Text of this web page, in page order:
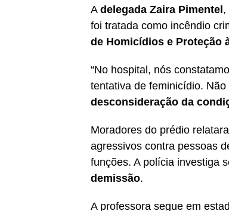
A delegada Zaira Pimentel,
foi tratada como incêndio
de Homicídios e Proteção
“No hospital, nós
tentativa de feminicídio.
desconsideração da
Moradores do prédio
agressivos contra pessoas
funções. A polícia investiga
demissão.
A professora segue em